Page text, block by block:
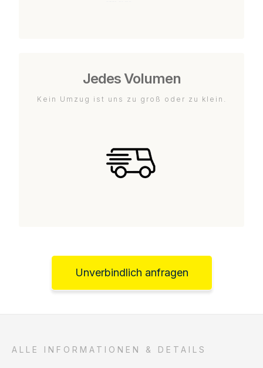
Jedes Volumen
Kein Umzug ist uns zu groß oder zu klein.
Unverbindlich anfragen
ALLE INFORMATIONEN & DETAILS